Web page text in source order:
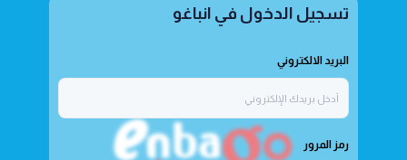
تسجيل الدخول في انباغو
البريد الالكتروني
رمز المرور